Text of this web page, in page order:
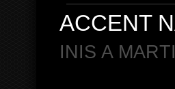
ACCENT
INIS A